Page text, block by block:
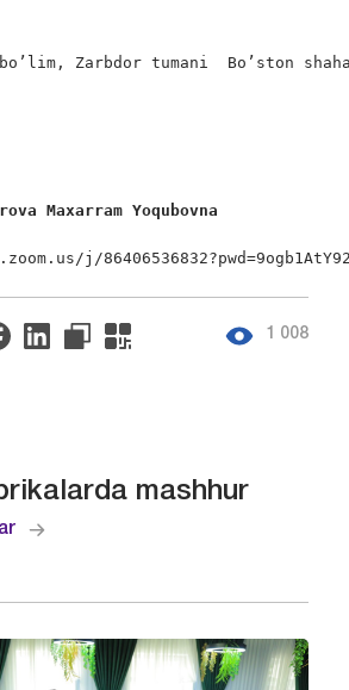
Zarbdor tumani  Bo’ston
Maxarram Yoqubovna
j/
1 008
mashhur